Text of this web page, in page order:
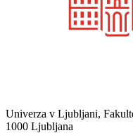
Univerza v Ljubljani,
1000 Ljubljana